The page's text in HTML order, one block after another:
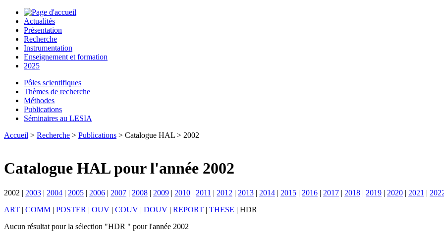
Actualités
Présentation
Recherche
Instrumentation
Enseignement et formation
2025
Pôles scientifiques
Thèmes de recherche
Méthodes
Publications
Séminaires au LESIA
Accueil > Recherche > Publications > Catalogue HAL > 2002
Catalogue HAL pour l'année 2002
2002 | 2003 | 2004 | 2005 | 2006 | 2007 | 2008 | 2009 | 2010 | 2011 | 2012 | 2013 | 2014 | 2015 | 2016 | 2017 | 2018 | 2019 | 2020 | 2021 |
ART | COMM | POSTER | OUV | COUV | DOUV | REPORT | THESE | HDR
Aucun résultat pour la sélection "HDR " pour l'année 2002